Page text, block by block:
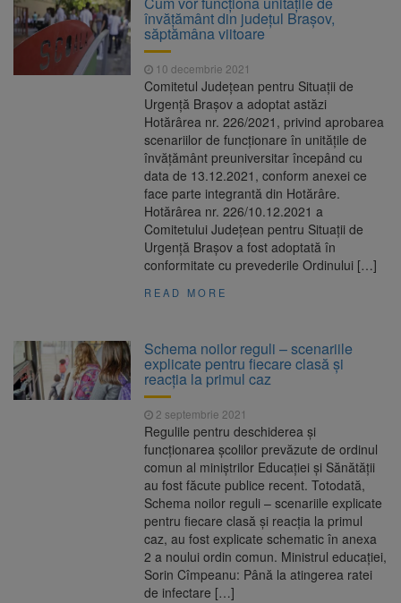
6 august 2026
Fuego vine la Zărnești.
Recital special pe scena Festivalului „Ecoul
Pietrei Craiului”, pe 2 octombrie
6 august 2026
Legea decarbonizării,
adoptată după dezbateri aprinse. Ce se
întâmplă cu centralele pe cărbune
Parcarea de pe Valea Cetății
din Râșnov va fi modernizată. Contract de
aproape 6 milioane de lei
învățământ din județul Brașov,
săptămâna viitoare
10 decembrie 2021
Comitetul Județean pentru Situații de
Urgență Brașov a adoptat astăzi
Hotărârea nr. 226/2021, privind aprobarea
scenariilor de funcționare în unitățile de
învățământ preuniversitar începând cu
data de 13.12.2021, conform anexei ce
face parte integrantă din Hotărâre.
Hotărârea nr. 226/10.12.2021 a
Comitetului Județean pentru Situații de
Urgență Brașov a fost adoptată în
conformitate cu prevederile Ordinului […]
READ MORE
Schema noilor reguli – scenariile
explicate pentru fiecare clasă și
reacția la primul caz
2 septembrie 2021
Regulile pentru deschiderea și
funcționarea școlilor prevăzute de ordinul
comun al miniștrilor Educației și Sănătății
au fost făcute publice recent. Totodată,
Schema noilor reguli – scenariile explicate
pentru fiecare clasă și reacția la primul
caz, au fost explicate schematic în anexa
2 a noului ordin comun. Ministrul educației,
Sorin Cîmpeanu: Până la atingerea ratei
de infectare […]